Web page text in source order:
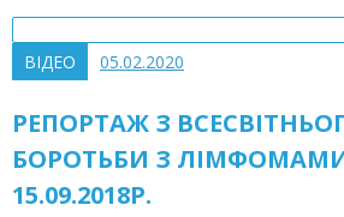
ВІДЕО 05.02.2020
РЕПОРТАЖ З
БОРОТЬБИ З ЛІМФОМАМИ
15.09.2018Р.